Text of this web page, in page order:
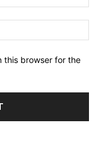
this browser for the